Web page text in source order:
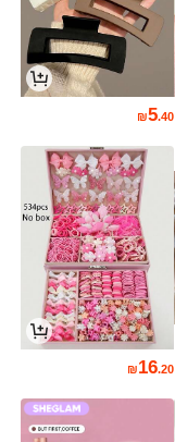
₪5.40
₪16.20